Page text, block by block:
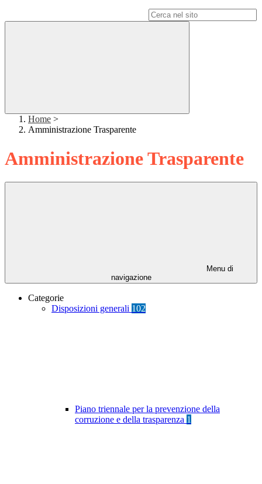
Home >
Amministrazione Trasparente
Amministrazione Trasparente
Menu di
navigazione
Categorie
Disposizioni generali 102
Piano triennale per la prevenzione della
corruzione e della trasparenza 1